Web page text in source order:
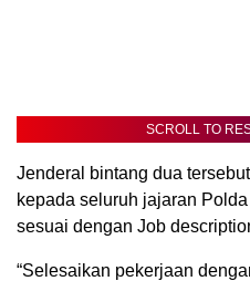
SCROLL TO
Jenderal bintang dua
kepada seluruh jajaran
sesuai dengan Job
“Selesaikan pekerjaan